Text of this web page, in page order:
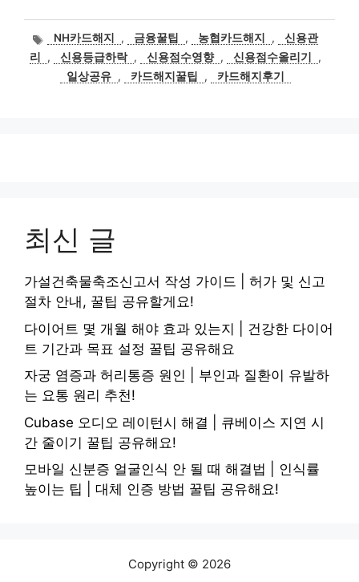
태NH카드해지 , 금융꿀팁 , 농협카드해지 ,
신용관
리
, 신용등급하락 , 신용점수영향 , 신용점수올리기
,
일상공유 , 카드해지꿀팁 , 카드해지후기
최신 글
가설건축물축조신고서 작성 가이드 | 허가 및 신고
절차 안내, 꿀팁 공유할게요!
다이어트 몇 개월 해야 효과 있는지 | 건강한 다이어
트 기간과 목표 설정 꿀팁 공유해요
자궁 염증과 허리통증 원인 | 부인과 질환이 유발하
는 요통 원리 추천!
Cubase 오디오 레이턴시 해결 | 큐베이스 지연 시
간 줄이기 꿀팁 공유해요!
모바일 신분증 얼굴인식 안 될 때 해결법 | 인식률
높이는 팁 | 대체 인증 방법 꿀팁 공유해요!
Copyright © 2026